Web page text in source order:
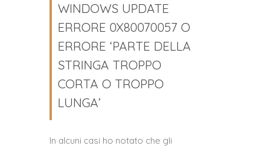
WINDOWS UPDATE
ERRORE 0X80070057 O
ERRORE ‘PARTE DELLA
STRINGA TROPPO
CORTA O TROPPO
LUNGA’
In alcuni casi ho notato che gli